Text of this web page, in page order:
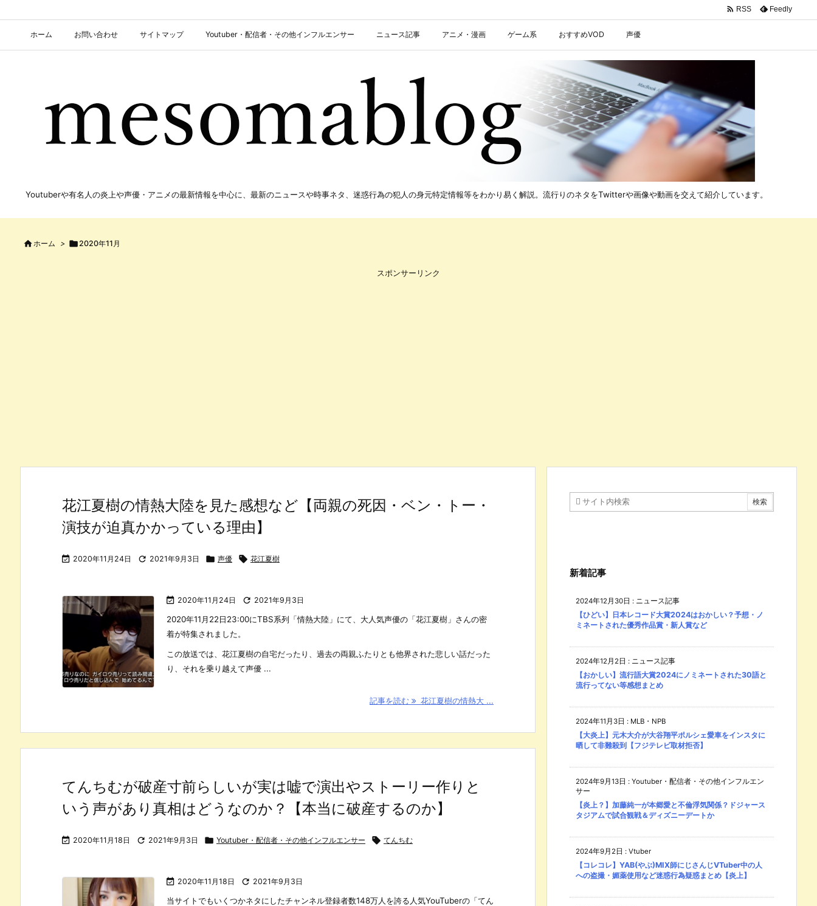
ホーム お問い合わせ サイトマップ Youtuber・配信者・その他インフルエンサー ニュース記事 アニメ・漫画 ゲーム系 おすすめVOD 声優
 RSS Feedly
Youtuberや有名人の炎上や声優・アニメの最新情報を中心に、最新のニュースや時事ネタ、迷惑行為の犯人の身元特定情報等をわかり易く解説。流行りのネタをTwitterや画像や動画を交えて紹介しています。
 ホーム >  2020年11月
スポンサーリンク
花江夏樹の情熱大陸を見た感想など【両親の死因・ベン・トー・
演技が迫真かかっている理由】
 2020年11月24日  2021年9月3日  声優  花江夏樹
 2020年11月24日  2021年9月3日
2020年11月22日23:00にTBS系列「情熱大陸」にて、大人気声優の「花江夏樹」さんの密
着が特集されました。
この放送では、花江夏樹の自宅だったり、過去の両親ふたりとも他界された悲しい話だった
り、それを乗り越えて声優 ...
記事を読む 花江夏樹の情熱大 ...
てんちむが破産寸前らしいが実は嘘で演出やストーリー作りと
いう声があり真相はどうなのか？【本当に破産するのか】
 2020年11月18日  2021年9月3日  Youtuber・配信者・その他インフルエンサー  てんちむ
 2020年11月18日  2021年9月3日
当サイトでもいくつかネタにしたチャンネル登録者数148万人を誇る人気YouTuberの「てん
新着記事
2024年12月30日 : ニュース記事
【ひどい】日本レコード大賞2024はおかしい？予想・ノ
ミネートされた優秀作品賞・新人賞など
2024年12月2日 : ニュース記事
【おかしい】流行語大賞2024にノミネートされた30語と
流行ってない等感想まとめ
2024年11月3日 : MLB・NPB
【大炎上】元木大介が大谷翔平ポルシェ愛車をインスタに
晒して非難殺到【フジテレビ取材拒否】
2024年9月13日 : Youtuber・配信者・その他インフルエン
サー
【炎上？】加藤純一が本郷愛と不倫浮気関係？ドジャース
タジアムで試合観戦＆ディズニーデートか
2024年9月2日 : Vtuber
【コレコレ】YAB(やぶ)MIX師にじさんじVTuber中の人
への盗撮・媚薬使用など迷惑行為疑惑まとめ【炎上】